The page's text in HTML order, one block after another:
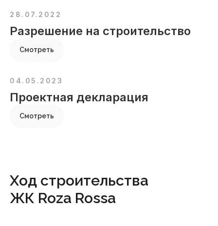
28.07.2022
Разрешение на строительство
Смотреть
04.05.2023
Проектная декларация
Смотреть
Ход строительства
ЖК Roza Rossa